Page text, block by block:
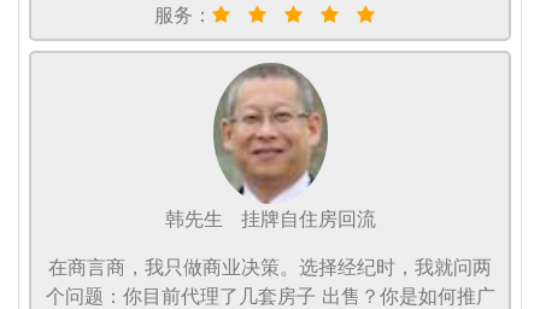
服务：
韩先生
挂牌自住房回流
在商言商，我只做商业决策。选择经纪时，我就问两
个问题：你目前代理了几套房子 出售？你是如何推广